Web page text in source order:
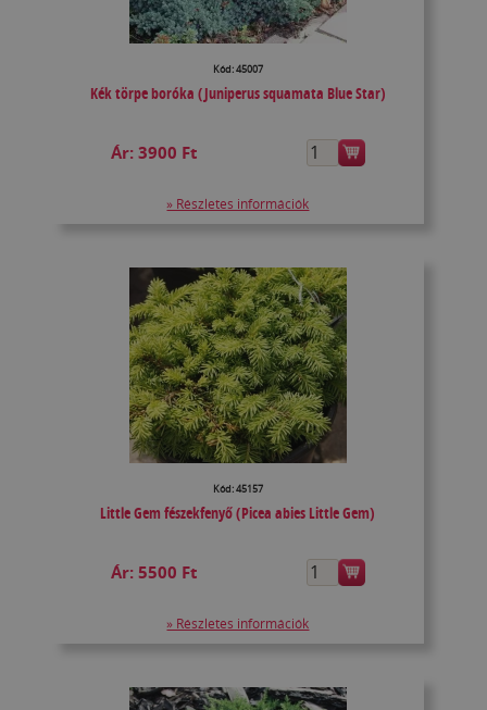
Kód: 45007
Kék törpe boróka (Juniperus squamata Blue Star)
Ár:3900 Ft
» Részletes információk
Kód: 45157
Little Gem fészekfenyő (Picea abies Little Gem)
Ár:5500 Ft
» Részletes információk